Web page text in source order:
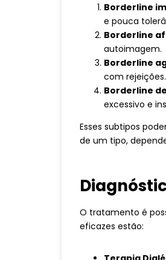
Borderline
e pouca
Borderline
autoimagem.
Borderline
com rejeições.
Borderline
excessivo e
Esses subtipos
de um tipo,
O tratamento é
eficazes estão: